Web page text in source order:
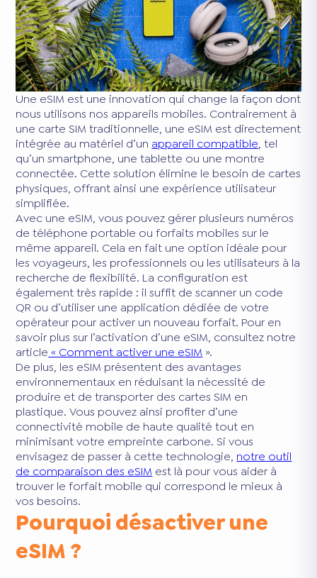
Une eSIM est une innovation qui change la façon dont
nous utilisons nos appareils mobiles. Contrairement à
une carte SIM traditionnelle, une eSIM est directement
intégrée au matériel d’un appareil compatible, tel
qu’un smartphone, une tablette ou une montre
connectée. Cette solution élimine le besoin de cartes
physiques, offrant ainsi une expérience utilisateur
simplifiée.
Avec une eSIM, vous pouvez gérer plusieurs numéros
de téléphone portable ou forfaits mobiles sur le
même appareil. Cela en fait une option idéale pour
les voyageurs, les professionnels ou les utilisateurs à la
recherche de flexibilité. La configuration est
également très rapide : il suffit de scanner un code
QR ou d’utiliser une application dédiée de votre
opérateur pour activer un nouveau forfait. Pour en
savoir plus sur l’activation d’une eSIM, consultez notre
article « Comment activer une eSIM ».
De plus, les eSIM présentent des avantages
environnementaux en réduisant la nécessité de
produire et de transporter des cartes SIM en
plastique. Vous pouvez ainsi profiter d’une
connectivité mobile de haute qualité tout en
minimisant votre empreinte carbone. Si vous
envisagez de passer à cette technologie, notre outil
de comparaison des eSIM est là pour vous aider à
trouver le forfait mobile qui correspond le mieux à
vos besoins.
Pourquoi désactiver une
eSIM ?